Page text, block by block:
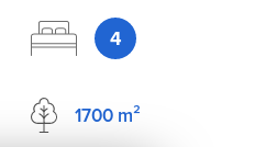
des commerces et
15 minutes de Chalon-sur-
vous serez séduit par les
pièces de vie. La cuisine,
et conviviale. Le
4
1700 m²